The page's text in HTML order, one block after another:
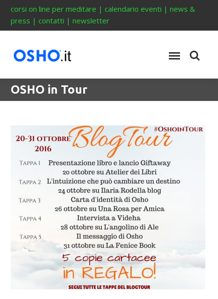
corsi on line per meditare |calendario eventi |news &
press |contatti |newsletter
OSHO in Tour